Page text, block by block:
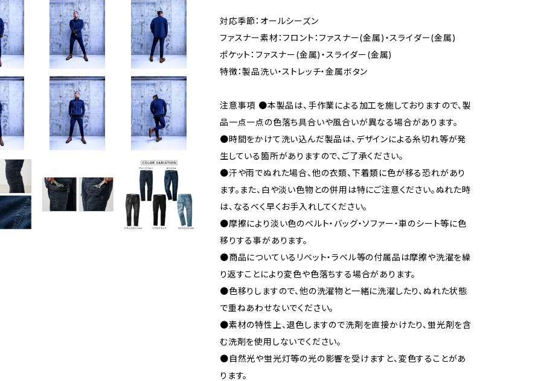
対応季節：オールシーズン
ファスナー素材：フロント：ファスナー(金属)・スライダー(金属)
ポケット：ファスナー(金属)・スライダー(金属)
特徴：製品洗い・ストレッチ・金属ボタン
注意事項 ●本製品は、手作業による加工を施しておりますので、製
品一点一点の色落ち具合いや風合いが異なる場合があります。
●時間をかけて洗い込んだ製品は、デザインによる糸切れ等が発
生している箇所がありますので、ご了承ください。
●汗や雨でぬれた場合、他の衣類、下着類に色が移る恐れがあり
ます。また、白や淡い色物との併用は特にご注意ください。ぬれた時
は、なるべく早くお手入れしてください。
●摩擦により淡い色のベルト・バッグ・ソファー・車のシート等に色
移りする事があります。
●商品についているリベット・ラベル等の付属品は摩擦や洗濯を繰
り返すことにより変色や色落ちする場合があります。
●色移りしますので、他の洗濯物と一緒に洗濯したり、ぬれた状態
で重ねあわせないでください。
●素材の特性上、退色しますので洗剤を直接かけたり、蛍光剤を含
む洗剤を使用しないでください。
●自然光や蛍光灯等の光の影響を受けますと、変色することがあ
ります。